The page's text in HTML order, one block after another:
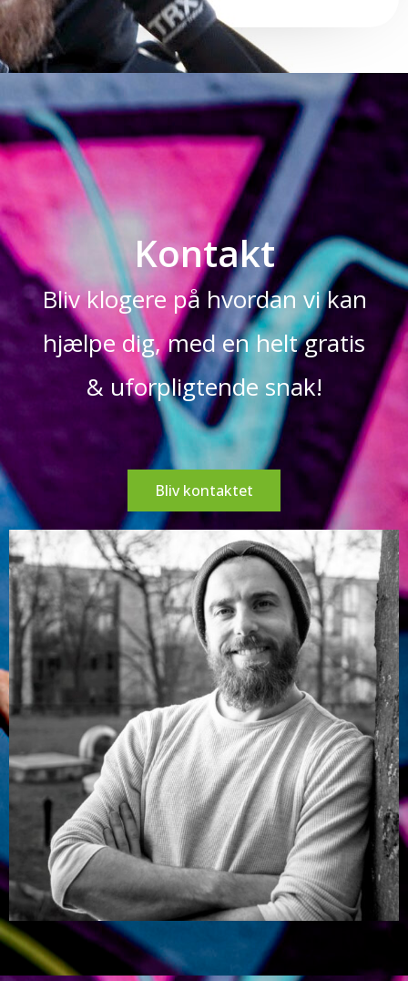
Kontakt
Bliv klogere på hvordan vi kan
hjælpe dig, med en helt gratis
& uforpligtende snak!
Bliv kontaktet